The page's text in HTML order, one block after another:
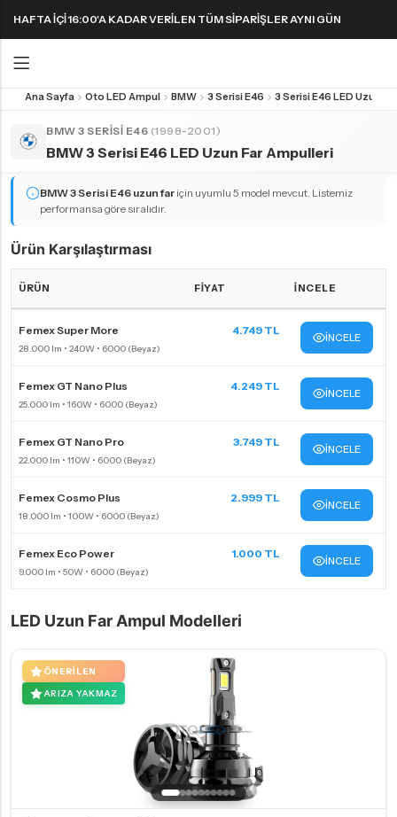
HAFTA IÇI 16:00'A KADAR VERILEN TÜM SIPARIŞLER AYNI GÜN
KARGODA! 1000 TL VE ÜZERI KARGO ÜCRETSIZ!
Ana Sayfa Oto LED Ampul BMW 3 Serisi E46
BMW 3 SERISI E46 (1998-2001)
BMW 3 Serisi E46 LED Uzun Far Ampulleri
BMW 3 Serisi E46 uzun far için uyumlu 5 model mevcut. Listemiz
performansa göre sıralıdır.
Ürün Karşılaştırması
ÜRÜN FIYAT İNCELE
Femex Super More 4.749 TL
İNCELE
Femex GT Nano Plus 4.249 TL
İNCELE
Femex GT Nano Pro 3.749 TL
İNCELE
Femex Cosmo Plus 2.999 TL
İNCELE
Femex Eco Power 1.000 TL
İNCELE
LED Uzun Far Ampul Modelleri
ÖNERILEN
ARIZA YAKMAZ
FAR & SIS AMPULLERI
H1 LED Ampul
H3 LED Ampul
H4 LED Ampul
H8 LED Ampul
H9 LED Ampul
FAR & SIS AMPULLERI
HB3 9005 LED Ampul
HB4 9006 LED Ampul
SINYAL AMPULLERI PARK AMPULLERI